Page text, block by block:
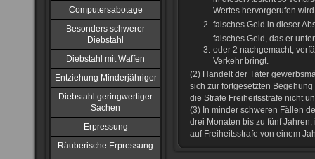
Computersabotage
Besonders schwerer
Diebstahl
Diebstahl mit Waffen
Entziehung Minderjähriger
Diebstahl geringwertiger
Sachen
Erpressung
Räuberische Erpressung
Wertes hervorgerufen
2. falsches Geld in dieser
3.
falsches Geld, das er
oder 2 nachgemacht,
Verkehr bringt.
(2) Handelt der Täter
sich zur fortgesetzten
die Strafe Freiheitsstrafe nicht
(3) In minder schweren Fällen
drei Monaten bis zu fünf
auf Freiheitsstrafe von einem